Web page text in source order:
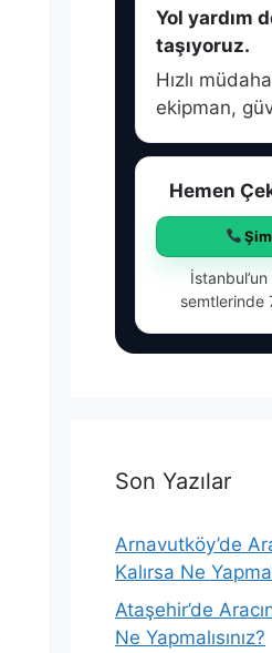
Yol yardım
taşıyoruz.
Hızlı
ekipman,
Hemen
semtlerinde
Son Yazılar
Arnavutköy’de
Kalırsa Ne
Ataşehir’de
Ne Yapmalısınız?